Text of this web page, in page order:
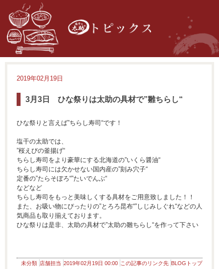
2019年02月19日
3月3日 ひな祭りは太助の具材で”雛ちらし“
ひな祭りと言えば”ちらし寿司“です！
塩干の太助では、
”桜えびの釜揚げ“
ちらし寿司をより豪華にする北海道の”いくら醤油“
ちらし寿司には欠かせない国内産の”刻み穴子“
定番の”たらそぼろ“”たいでんぶ“
などなど
ちらし寿司をもっと美味しくする具材をご用意致しました！！
また、お吸い物にぴったりの”とろろ昆布“”しじみしぐれ“などの人
気商品も取り揃えております。
ひな祭りは是非、太助の具材で”太助の雛ちらし“を作って下さい
未分類 店舗担当 2019年02月19日 00:00 この記事のリンク先 BLOGトップ